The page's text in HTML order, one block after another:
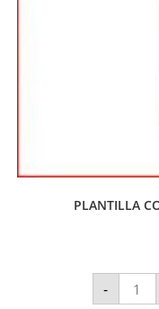
PLANTILLA
-